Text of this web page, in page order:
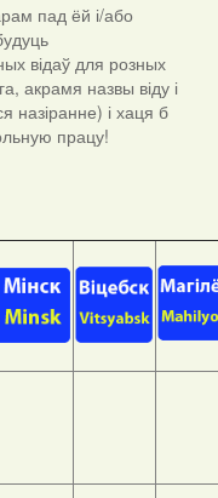
пад ёй і/або
відаў для розных
акрамя назвы віду і
назіранне) і хаця б
працу!